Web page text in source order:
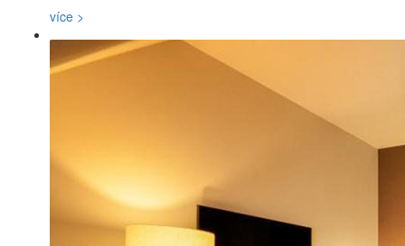
více >